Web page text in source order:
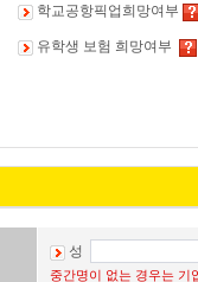
학교공항픽업희망여부
유학생 보험 희망여부
성
중간명이 없는 경우는 기